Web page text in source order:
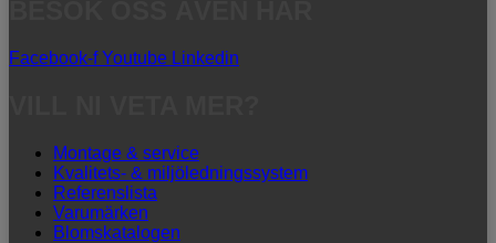
Facebook-f Youtube Linkedin
Montage & service
Kvalitets- & miljöledningssystem
Referenslista
Varumärken
Blomskatalogen